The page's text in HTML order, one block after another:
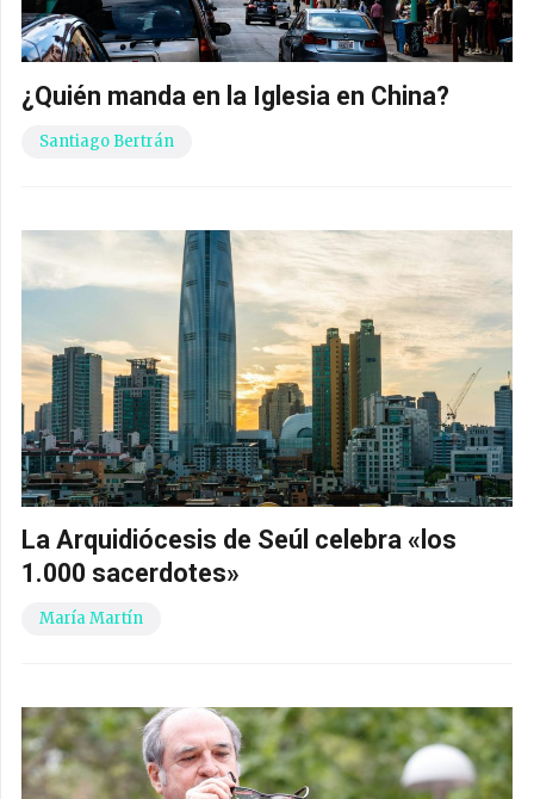
¿Quién manda en la Iglesia en China?
Santiago Bertrán
La Arquidiócesis de Seúl celebra «los
1.000 sacerdotes»
María Martín